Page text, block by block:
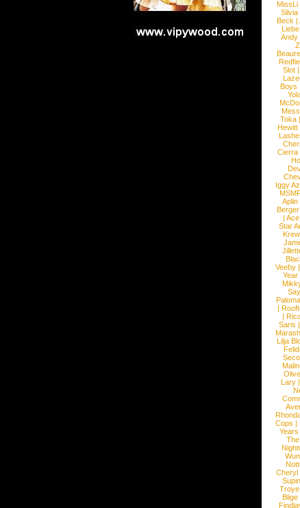
MissLi
Silvia
Beck |
Andy
Slot |
Boys
Mess
Toka |
Hewitt
Cierra
Iggy
Aplin
Berger
|
Star
Veeby |
Year
|
|
Saris |
Lilja
Lary |
Cops |
Years
Cheryl
Blige